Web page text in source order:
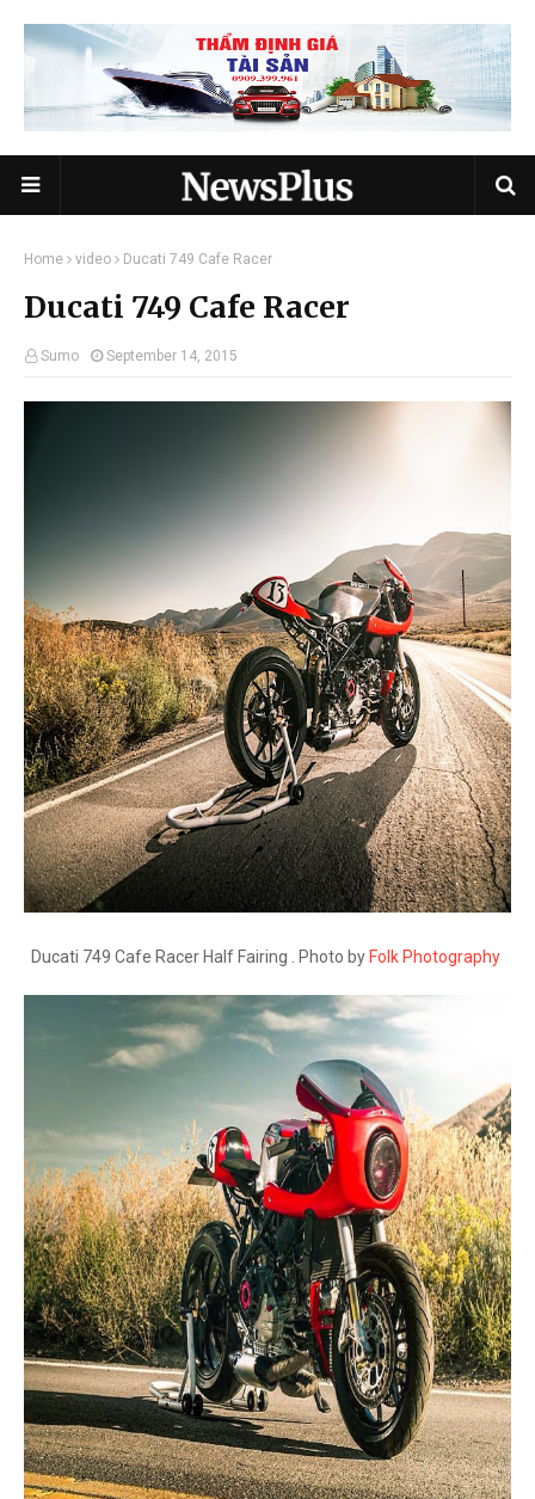
Home video Ducati 749 Cafe Racer
Ducati 749 Cafe Racer
Sumo September 14, 2015
Ducati 749 Cafe Racer Half Fairing . Photo by Folk Photography